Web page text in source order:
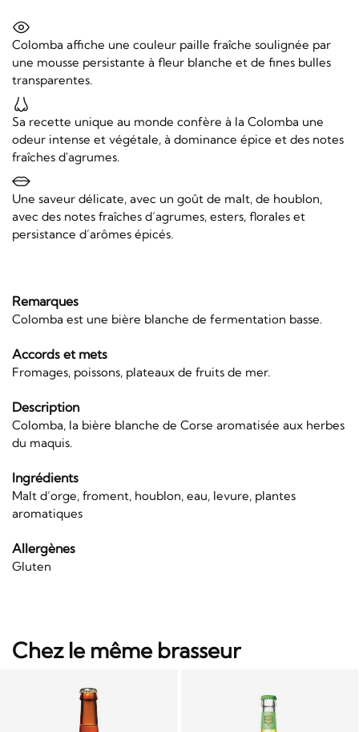
Colomba affiche une couleur paille fraîche soulignée par
une mousse persistante à fleur blanche et de fines bulles
transparentes.
Sa recette unique au monde confère à la Colomba une
odeur intense et végétale, à dominance épice et des notes
fraîches d'agrumes.
Une saveur délicate, avec un goût de malt, de houblon,
avec des notes fraîches d’agrumes, esters, florales et
persistance d’arômes épicés.
Remarques
Colomba est une bière blanche de fermentation basse.
Accords et mets
Fromages, poissons, plateaux de fruits de mer.
Description
Colomba, la bière blanche de Corse aromatisée aux herbes
du maquis.
Ingrédients
Malt d’orge, froment, houblon, eau, levure, plantes
aromatiques
Allergènes
Gluten
Chez le même brasseur